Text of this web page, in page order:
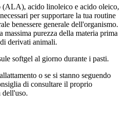
acido linoleico e acido oleico,
per supportare la tua routine
benessere generale dell'organismo.
massima purezza della materia prima
derivati animali.
softgel al giorno durante i pasti.
o se si stanno seguendo
di consultare il proprio
dell'uso.